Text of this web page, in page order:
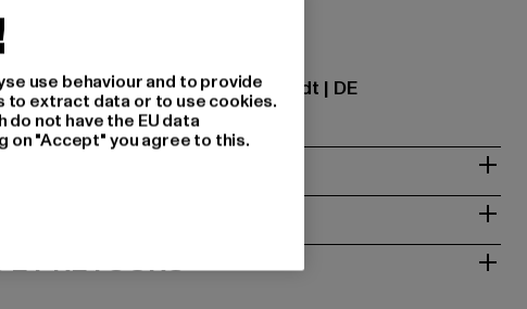
GmbH |
Straße 7 | 64372 Ober-Ramstadt | DE
RETOURS
use behaviour and to provide
extract data or to use cookies.
not have the EU data
on "Accept" you agree to this.